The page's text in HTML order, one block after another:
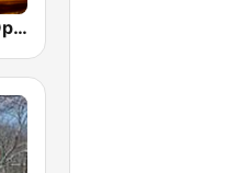
Klassik Radio Opera